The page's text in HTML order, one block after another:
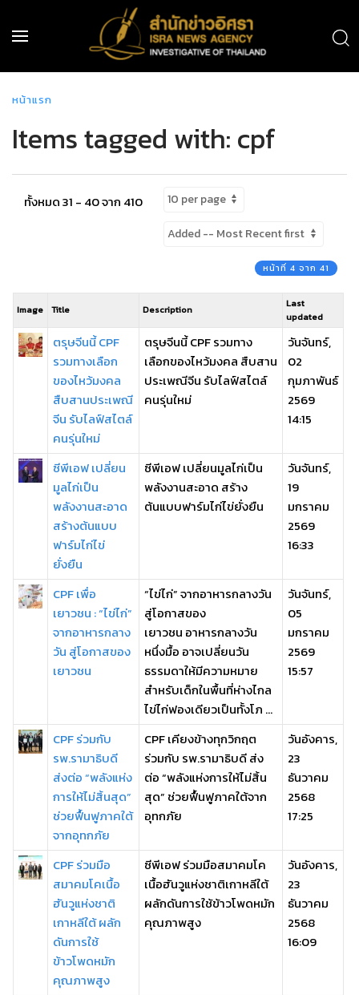
หน้าแรก
Items tagged with: cpf
ทั้งหมด 31 - 40 จาก 410
หน้าที่ 4 จาก 41
Image Title Description
Last
updated
ตรุษจีนนี้ CPF
รวมทางเลือก
ของไหว้มงคล
สืบสานประเพณี
จีน รับไลฟ์สไตล์
คนรุ่นใหม่
ตรุษจีนนี้ CPF รวมทาง
เลือกของไหว้มงคล สืบสาน
ประเพณีจีน รับไลฟ์สไตล์
คนรุ่นใหม่
วันจันทร์,
02
กุมภาพันธ์
2569
14:15
ซีพีเอฟ เปลี่ยน
มูลไก่เป็น
พลังงานสะอาด
สร้างต้นแบบ
ฟาร์มไก่ไข่
ยั่งยืน
ซีพีเอฟ เปลี่ยนมูลไก่เป็น
พลังงานสะอาด สร้าง
ต้นแบบฟาร์มไก่ไข่ยั่งยืน
วันจันทร์,
19
มกราคม
2569
16:33
CPF เพื่อ
เยาวชน : “ไข่ไก่”
จากอาหารกลาง
วัน สู่โอกาสของ
เยาวชน
“ไข่ไก่” จากอาหารกลางวัน
สู่โอกาสของ
เยาวชน อาหารกลางวัน
หนึ่งมื้อ อาจเปลี่ยนวัน
ธรรมดาให้มีความหมาย
สำหรับเด็กในพื้นที่ห่างไกล
ไข่ไก่ฟองเดียวเป็นทั้งโภ ...
วันจันทร์,
05
มกราคม
2569
15:57
CPF ร่วมกับ
รพ.รามาธิบดี
ส่งต่อ “พลังแห่ง
การให้ไม่สิ้นสุด”
ช่วยฟื้นฟูภาคใต้
จากอุทกภัย
CPF เคียงข้างทุกวิกฤต
ร่วมกับ รพ.รามาธิบดี ส่ง
ต่อ “พลังแห่งการให้ไม่สิ้น
สุด” ช่วยฟื้นฟูภาคใต้จาก
อุทกภัย
วันอังคาร,
23
ธันวาคม
2568
17:25
CPF ร่วมมือ
สมาคมโคเนื้อ
ฮันวูแห่งชาติ
เกาหลีใต้ ผลัก
ดันการใช้
ข้าวโพดหมัก
คุณภาพสูง
ซีพีเอฟ ร่วมมือสมาคมโค
เนื้อฮันวูแห่งชาติเกาหลีใต้
ผลักดันการใช้ข้าวโพดหมัก
คุณภาพสูง
วันอังคาร,
23
ธันวาคม
2568
16:09